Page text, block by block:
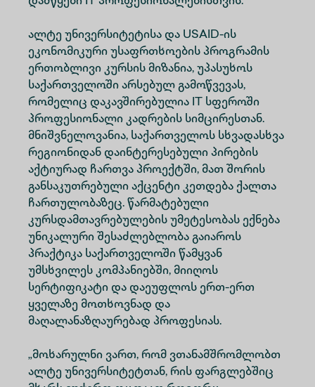
ალტე უნივერსიტეტისა და USAID-ის
ეკონომიკური უსაფრთხოების პროგრამის
ერთობლივი კურსის მიზანია, უპასუხოს
საქართველოში არსებულ გამოწვევას,
რომელიც დაკავშირებულია IT სფეროში
პროფესიონალი კადრების სიმცირესთან.
მნიშვნელოვანია, საქართველოს სხვადასხვა
რეგიონიდან დაინტერესებული პირების
აქტიურად ჩართვა პროექტში, მათ შორის
განსაკუთრებული აქცენტი კეთდება ქალთა
ჩართულობაზეც. წარმატებული
კურსდამთავრებულების უმეტესობას ექნება
უნიკალური შესაძლებლობა გაიაროს
პრაქტიკა საქართველოში წამყვან
უმსხვილეს კომპანიებში, მიიღოს
სერტიფიკატი და დაეუფლოს ერთ-ერთ
ყველაზე მოთხოვნად და
მაღალანაზღაურებად პროფესიას.
„მოხარულნი ვართ, რომ ვთანამშრომლობთ
ალტე უნივერსიტეტთან, რის ფარგლებშიც